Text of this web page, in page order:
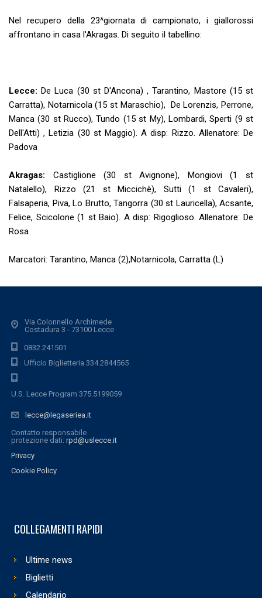
Nel recupero della 23^giornata di campionato, i giallorossi
affrontano in casa l'Akragas. Di seguito il tabellino:
Lecce: De Luca (30 st D'Ancona) , Tarantino, Mastore (15 st
Carratta), Notarnicola (15 st Maraschio), De Lorenzis, Perrone,
Manca (30 st Rucco), Tundo (15 st My), Lombardi, Sperti (9 st
Dell'Atti) , Letizia (30 st Maggio). A disp: Rizzo. Allenatore: De
Padova
Akragas: Castiglione (30 st Avignone), Mongiovi (1 st
Natalello), Rizzo (21 st Miccichè), Sutti (1 st Cavaleri),
Falsaperia, Piva, Lo Brutto, Tangorra (30 st Lauricella), Acsante,
Felice, Scicolone (1 st Baio). A disp: Rigoglioso. Allenatore: De
Rosa
Marcatori: Tarantino, Manca (2),Notarnicola, Carratta (L)
Via Colonnello Archimede
Costadura 3 - 73100 Lecce
0832.241501
Ufficio Biglietteria 334.2844565
U.S. Lecce Program 375.5199059
lecce@legaseriea.it
Contatto responsabile
protezione dati: rpd@uslecce.it
Privacy
Cookie Policy
COLLEGAMENTI RAPIDI
Ultime news
Biglietti
Calendario